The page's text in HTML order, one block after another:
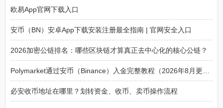
欧易App官网下载入口
安币（BN）安卓App下载安装注册最全指南 | 官网安全入口
2026加密公链排名：哪些区块链才算真正去中心化的核心公链？
必安收币地址在哪里？划转资金、收币、卖币操作流程